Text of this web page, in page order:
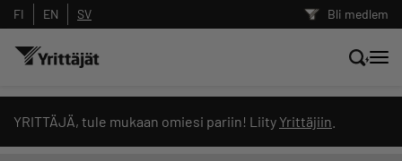
Bli medlem
FI EN SV
YRITTÄJÄ, tule mukaan omiesi pariin! Liity Yrittäjiin
Sök nyheter, innehåll och utbildningar